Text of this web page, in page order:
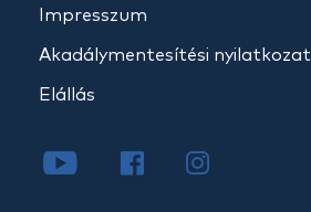
Impresszum
Akadálymentesítési nyilatkozat
Elállás